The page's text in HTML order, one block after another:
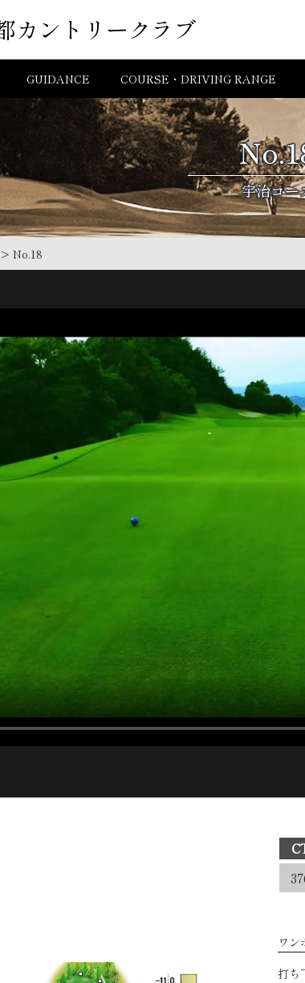
カントリークラブ
GUIDANCE COURSE・DRIVING RANGE
> No.18
ワン
打ち